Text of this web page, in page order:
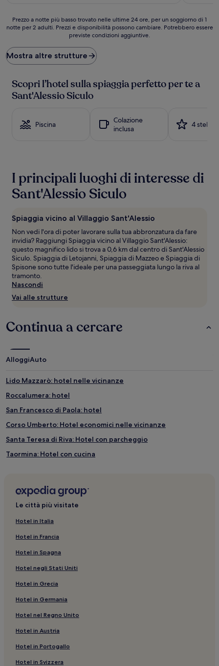
Prezzo
a
più
basso
trovato
ultime
ore,
soggiorno
adulti.
Prezzi
cambiare.
Potrebbero
essere
previste
condizioni
aggiuntive.
Prezzo a notte più basso trovato nelle ultime 24 ore, per un soggiorno di 1
notte per 2 adulti. Prezzi e disponibilità possono cambiare. Potrebbero essere
previste condizioni aggiuntive.
Mostra altre strutture
Scopri l’hotel sulla spiaggia perfetto per te a
Sant'Alessio Siculo
Piscina
Colazione
inclusa
4 stelle
I principali luoghi di interesse di
Sant'Alessio Siculo
Spiaggia vicino al Villaggio Sant'Alessio
Non vedi l'ora di poter lavorare sulla tua abbronzatura da fare
invidia? Raggiungi Spiaggia vicino al Villaggio Sant'Alessio:
questo magnifico lido si trova a 0,6 km dal centro di Sant'Alessio
Siculo. Spiaggia di Letojanni, Spiaggia di Mazzeo e Spiaggia di
Spisone sono tutte l'ideale per una passeggiata lungo la riva al
tramonto.
Nascondi
Vai alle strutture
Continua a cercare
AlloggiAuto
Lido Mazzarò: hotel nelle vicinanze
Roccalumera: hotel
San Francesco di Paola: hotel
Corso Umberto: Hotel economici nelle vicinanze
Santa Teresa di Riva: Hotel con parcheggio
Taormina: Hotel con cucina
Castelmola: Hotel per famiglie
Savoca: hotel
Santa Teresa di Riva: hotel
Letojanni: Appartamenti
Stazione di Furci: hotel nelle vicinanze
Taormina: hotel a 3 stelle
Santa Teresa di Riva: Hotel con servizi business
Taormina: Hotel con parcheggio
Corso Umberto: hotel nelle vicinanze
Monastero dei Cappuccini: hotel nelle vicinanze
Le città più visitate
Hotel in Italia
Hotel in Francia
Hotel in Spagna
Hotel negli Stati Uniti
Hotel in Grecia
Hotel in Germania
Hotel nel Regno Unito
Hotel in Austria
Hotel in Portogallo
Hotel in Svizzera